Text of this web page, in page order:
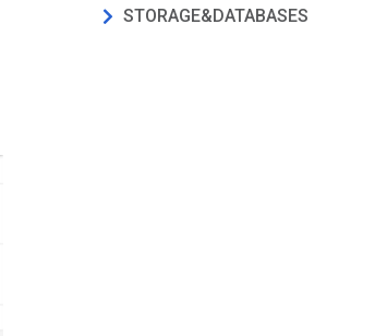
STORAGE&DATABASES